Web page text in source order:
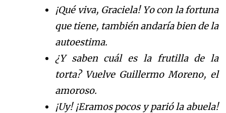
¡Qué viva, Graciela! Yo con la fortuna
que tiene, también andaría bien de la
autoestima.
¿Y saben cuál es la frutilla de la
torta? Vuelve Guillermo Moreno, el
amoroso.
¡Uy! ¡Eramos pocos y parió la abuela!